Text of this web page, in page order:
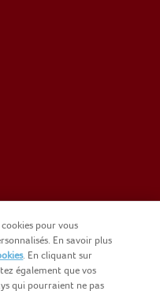
pour vous
En savoir plus
. En cliquant sur
également que vos
qui pourraient ne pas